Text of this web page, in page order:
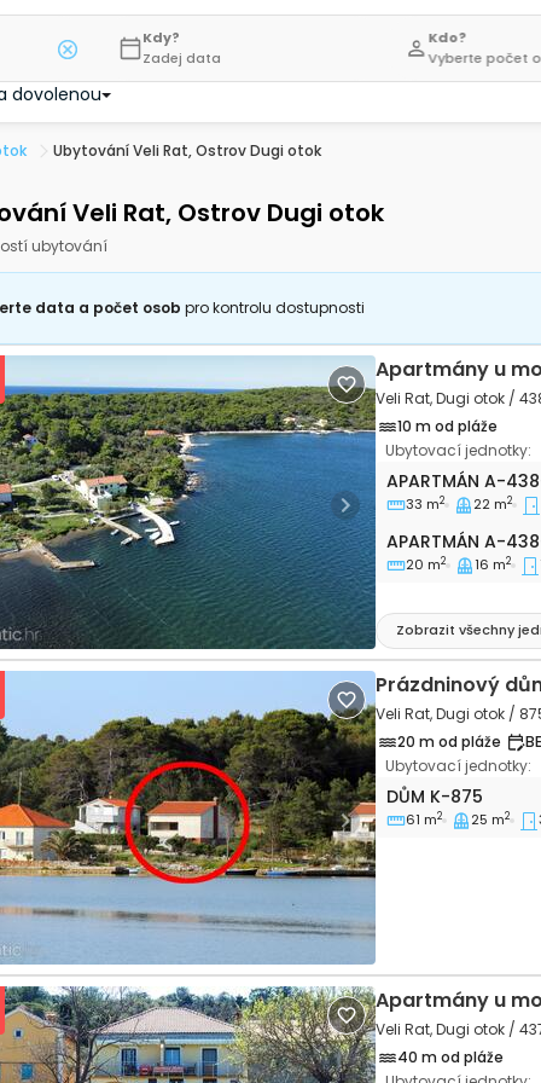
dovolenou
Ubytování Veli Rat, Ostrov Dugi otok
Kdy?
Zadej data
Kdo?
Vyberte počet
Veli Rat, Ostrov Dugi otok
ubytování
data a počet osob pro kontrolu dostupnosti
Next
Apartmány u
Veli Rat, Dugi otok /
10 m od pláže
Ubytovací jednotky:
Dvoupokojový
APARTMÁN A-
33 m2 22 m2
Apartmán A-
APARTMÁN A-
20 m2 16 m2
Zobrazit všechny
Next
Prázdninový
Veli Rat, Dugi otok /
20 m od pláže
Ubytovací jednotky:
Třípokojový dům
DŮM K-875
61 m2 25 m2
Apartmány u
Veli Rat, Dugi otok /
40 m od pláže